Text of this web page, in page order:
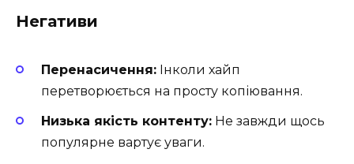
Негативи
Перенасичення: Інколи хайп
перетворюється на просту копіювання.
Низька якість контенту: Не завжди щось
популярне вартує уваги.